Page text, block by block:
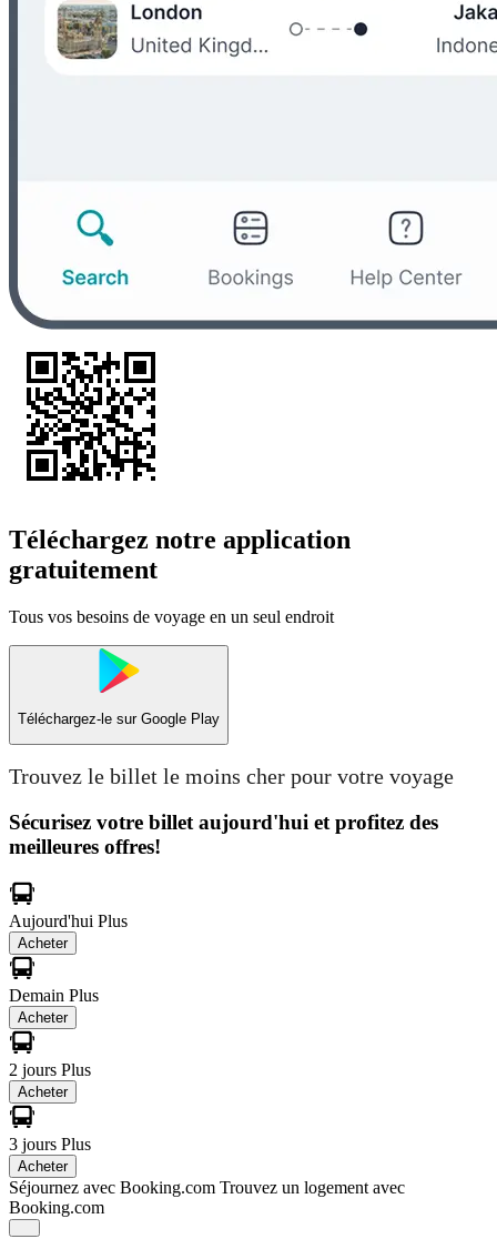
Téléchargez notre application
gratuitement
Tous vos besoins de voyage en un seul endroit
Téléchargez-le sur Google Play
Trouvez le billet le moins cher pour votre voyage
Sécurisez votre billet aujourd'hui et profitez des
meilleures offres!
Aujourd'hui Plus
Acheter
Demain Plus
Acheter
2 jours Plus
Acheter
3 jours Plus
Acheter
Séjournez avec Booking.com Trouvez un logement avec
Booking.com